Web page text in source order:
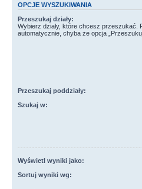
OPCJE WYSZUKIWANIA
Przeszukaj działy:
Wybierz działy, które chcesz przeszukać.
automatycznie, chyba że opcja „Przeszukuj
Przeszukaj poddziały:
Szukaj w:
Wyświetl wyniki jako:
Sortuj wyniki wg: